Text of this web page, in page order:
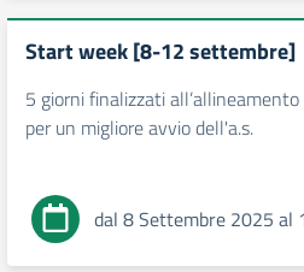
Start week [8-12 settembre]
5 giorni finalizzati
per un migliore avvio dell'a.s.
dal 8 Settembre 2025 al